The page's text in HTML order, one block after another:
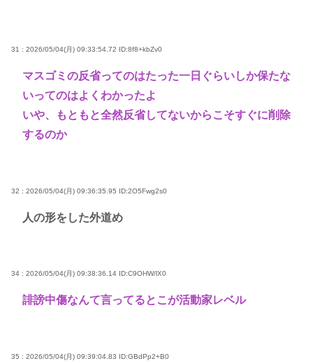
31 : 2026/05/04(月) 09:33:54.72 ID:8f8+kbZv0
マスゴミの反省ってのはたった一日ぐらいしか保たな
いってのはよくわかったよ
いや、もともと全然反省してないからこそすぐに削除
するのか
32 : 2026/05/04(月) 09:36:35.95 ID:2O5Fwg2s0
人の形をした外道め
34 : 2026/05/04(月) 09:38:36.14 ID:C9OHW/lX0
誹謗中傷なんて言ってるとこが活動家レベル
35 : 2026/05/04(月) 09:39:04.83 ID:GBdPp2+B0